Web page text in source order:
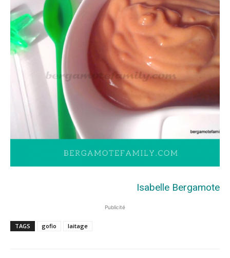
Isabelle Bergamote
Publicité
TAGS gofio laitage